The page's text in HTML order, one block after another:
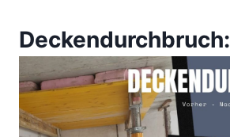
Deckendurchbruch: